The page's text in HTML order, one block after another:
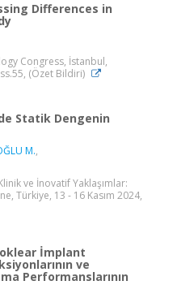
Differences in
Congress, İstanbul,
(Özet Bildiri)
Statik Dengenin
M.,
ve İnovatif Yaklaşımlar:
Türkiye, 13 - 16 Kasım 2024,
İmplant
ve
Performanslarının